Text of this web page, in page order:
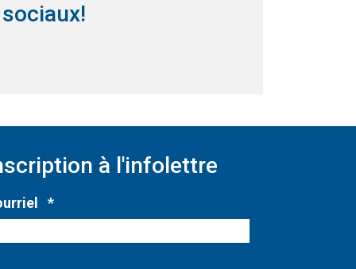
nouvelle fenêtre)
nouvelle fenêtre)
à l'infolettre
*Obligatoire